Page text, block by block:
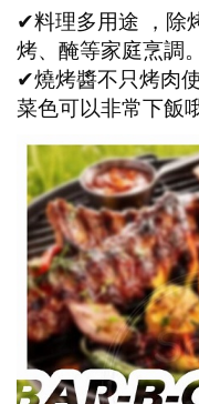
✔料理多用途 ，除
烤、醃等家庭烹調。
✔燒烤醬不只烤肉
菜色可以非常下飯